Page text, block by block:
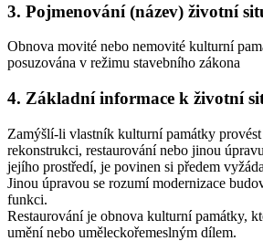
3. Pojmenování (název) životní
Obnova movité nebo nemovité kulturní
posuzována v režimu stavebního zákona
4. Základní informace k životní
Zamýšlí-li vlastník kulturní památky
rekonstrukci, restaurování nebo jinou
jejího prostředí, je povinen si předem
Jinou úpravou se rozumí modernizace
funkci.
Restaurování je obnova kulturní památky,
umění nebo uměleckořemeslným dílem.